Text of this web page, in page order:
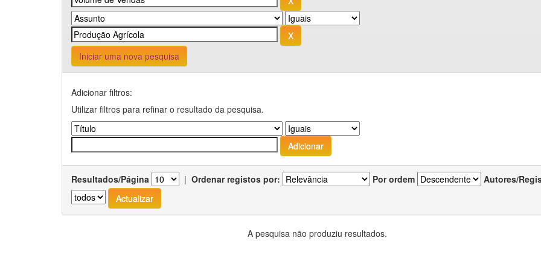
Iniciar uma nova pesquisa
Adicionar filtros:
Utilizar filtros para refinar o resultado da pesquisa.
Resultados/Página | Ordenar registos por: Por ordem Autores/
A pesquisa não produziu resultados.